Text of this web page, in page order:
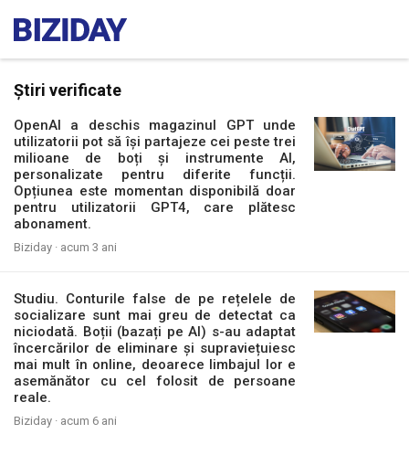
Știri verificate
OpenAI a deschis magazinul GPT unde
utilizatorii pot să își partajeze cei peste trei
milioane de boți și instrumente AI,
personalizate pentru diferite funcții.
Opțiunea este momentan disponibilă doar
pentru utilizatorii GPT4, care plătesc
abonament.
Biziday · acum 3 ani
Studiu. Conturile false de pe rețelele de
socializare sunt mai greu de detectat ca
niciodată. Boții (bazați pe AI) s-au adaptat
încercărilor de eliminare și supraviețuiesc
mai mult în online, deoarece limbajul lor e
asemănător cu cel folosit de persoane
reale.
Biziday · acum 6 ani